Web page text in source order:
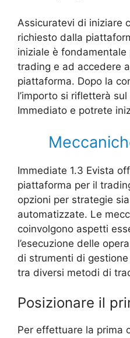
Assicuratevi di iniziare
richiesto dalla
iniziale è fondamentale
trading e ad accedere
piattaforma. Dopo la
l’importo si rifletterà
Immediato e potrete
Immediate 1.3 Evista
piattaforma per il
opzioni per strategie
automatizzate. Le
coinvolgono aspetti
l’esecuzione delle
di strumenti di
tra diversi metodi di
Posizionare il
Per effettuare la prima